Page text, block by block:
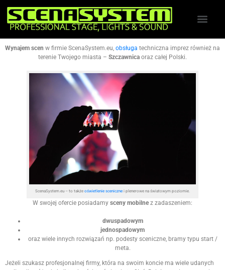
Wynajem scen w firmie ScenaSystem.eu, obsługa techniczna imprez również na
terenie Twojego miasta – Szczawnica oraz całej Polski.
ScenaSystem.eu – to także oświetlenie scenicznei plenerowe na światowym poziomie.
W swojej ofercie posiadamy sceny mobilne z zadaszeniem:
dwuspadowym
jednospadowym
oraz wiele innych rozwiązań np. podesty sceniczne, bramy typu start /
meta.
Jeżeli szukasz profesjonalnej firmy, która na swoim koncie ma wiele udanych